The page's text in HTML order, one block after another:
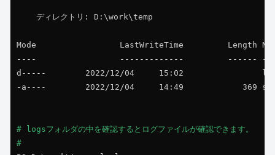
    ディレクトリ: D:\work\temp
Mode                 LastWriteTime         Length
----                 -------------         ------
d-----        2022/12/04     15:02
-a----        2022/12/04     14:49            369
# logsフォルダの中を確認するとログファイルが確認できます。
#